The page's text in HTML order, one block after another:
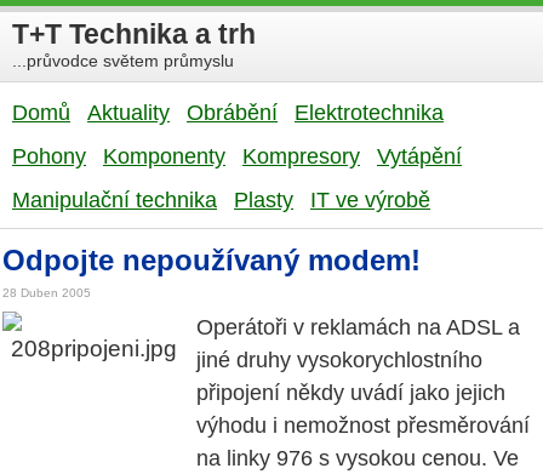
T+T Technika a trh
...průvodce světem průmyslu
Domů Aktuality Obrábění
Elektrotechnika
Pohony
Komponenty Kompresory
Vytápění
Manipulační technika
Plasty IT ve výrobě
Odpojte nepoužívaný modem!
28 Duben 2005
Operátoři v reklamách na ADSL a
jiné druhy vysokorychlostního
připojení někdy uvádí jako jejich
výhodu i nemožnost přesměrování
na linky 976 s vysokou cenou. Ve